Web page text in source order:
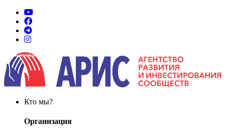
Кто мы?
Организация